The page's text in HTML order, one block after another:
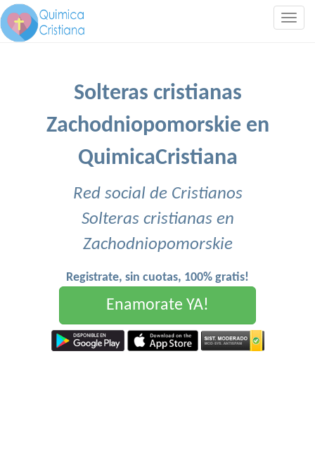
Solteras cristianas
Zachodniopomorskie en
QuimicaCristiana
Red social de Cristianos
Solteras cristianas en
Zachodniopomorskie
Registrate, sin cuotas, 100% gratis!
Enamorate YA!